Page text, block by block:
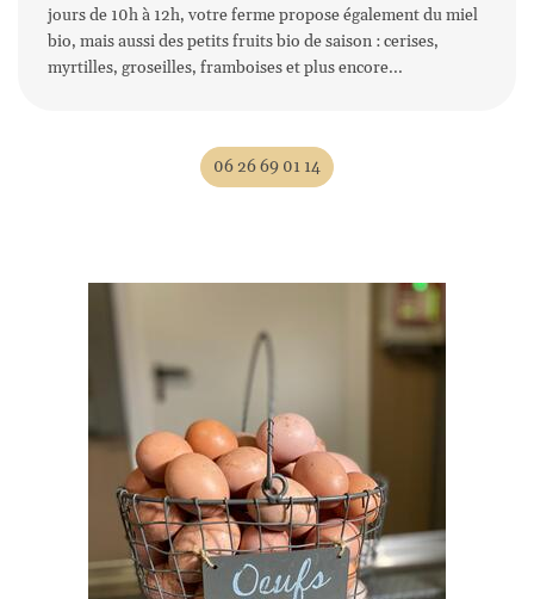
Rejoignez-
jours de 10h à 12h, votre ferme propose également du miel
bio, mais aussi des petits fruits bio de saison : cerises,
myrtilles, groseilles, framboises et plus encore...
06 26 69 01 14